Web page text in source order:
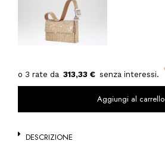
313,33 €
Aggiungi al carrello
DESCRIZIONE